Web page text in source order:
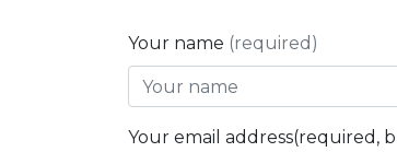
Your name (required)
Your email address(required,